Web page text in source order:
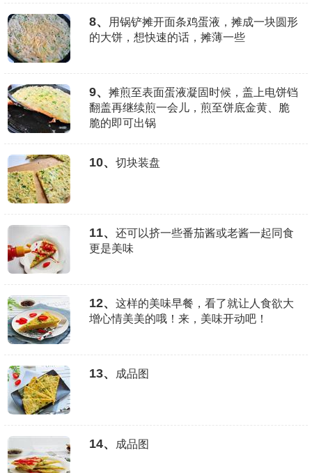
8、
用锅铲摊开面条鸡蛋液，摊成一块圆形
的大饼，想快速的话，摊薄一些
9、
摊煎至表面蛋液凝固时候，盖上电饼铛
翻盖再继续煎一会儿，煎至饼底金黄、脆
脆的即可出锅
10、 切块装盘
11、
还可以挤一些番茄酱或老酱一起同食
更是美味
12、
这样的美味早餐，看了就让人食欲大
增心情美美的哦！来，美味开动吧！
13、 成品图
14、 成品图